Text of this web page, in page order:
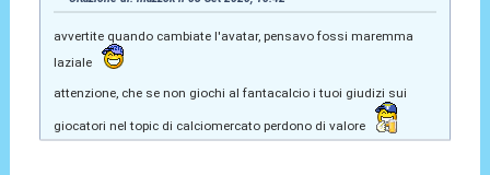
avvertite quando cambiate l'avatar, pensavo fossi maremma
laziale
attenzione, che se non giochi al fantacalcio i tuoi giudizi sui
giocatori nel topic di calciomercato perdono di valore